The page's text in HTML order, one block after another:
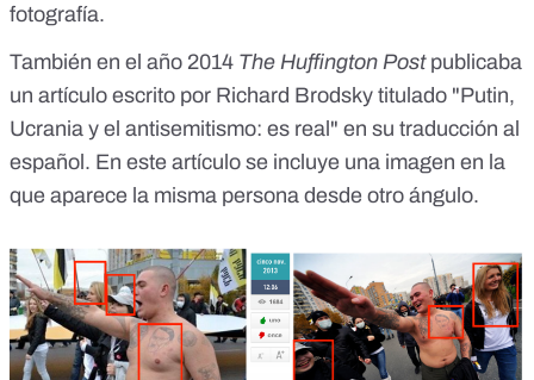
fotografía.
También en el año 2014 The Huffington Postpublicaba
un artículo escrito por Richard Brodsky titulado "Putin,
Ucrania y el antisemitismo: es real" en su traducción al
español. En este artículo se incluye una imagen en la
que aparece la misma persona desde otro ángulo.